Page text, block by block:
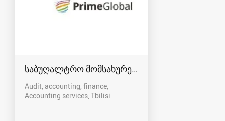
საბუღალტრო მომსახურება
Audit, accounting, finance,
Accounting services Tbilisi